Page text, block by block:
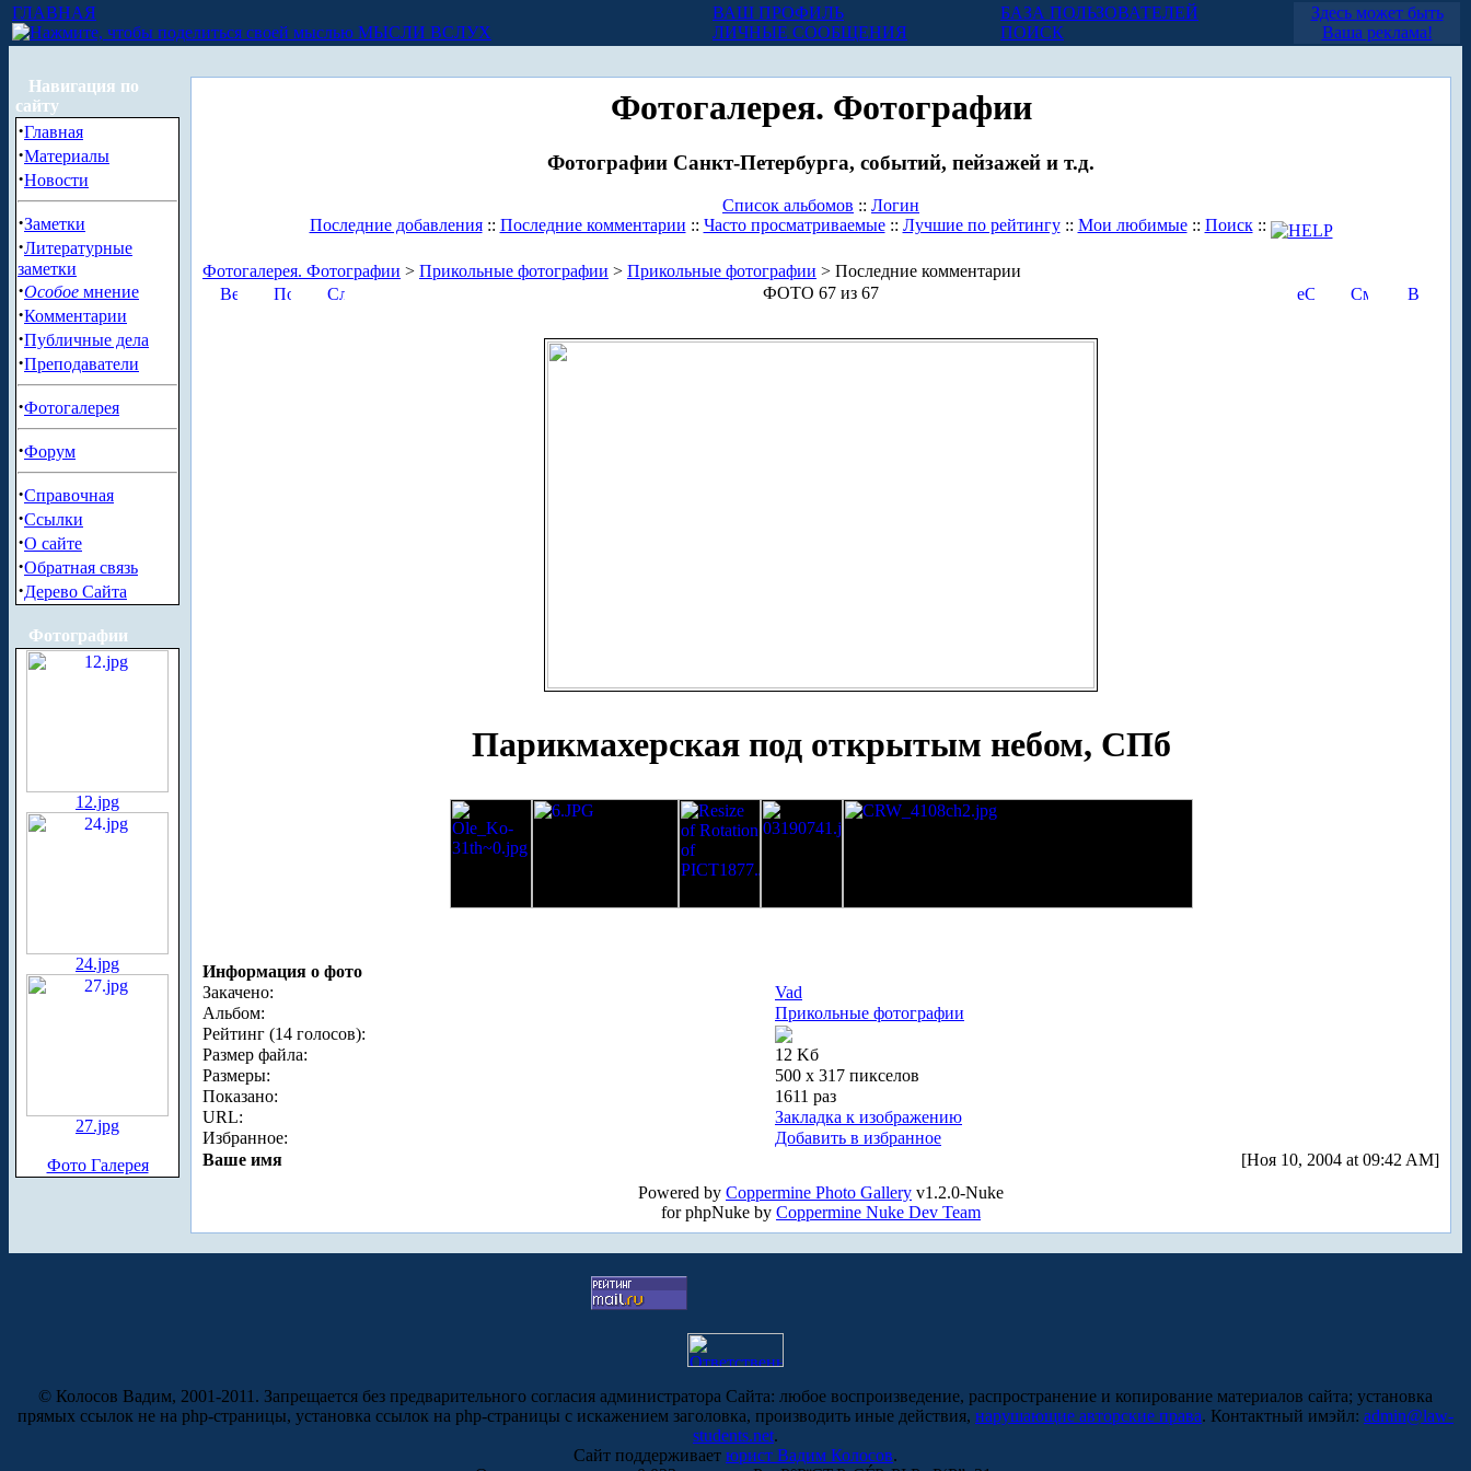
ГЛАВНАЯ
МЫСЛИ ВСЛУХ
ВАШ ПРОФИЛЬ
ЛИЧНЫЕ СООБЩЕНИЯ
БАЗА ПОЛЬЗОВАТЕЛЕЙ
ПОИСК
Здесь может быть
Ваша реклама!
Навигация по
сайту
·Главная
·Материалы
·Новости
·Заметки
·Литературные
заметки
·Особое мнение
·Комментарии
·Публичные дела
·Преподаватели
·Фотогалерея
·Форум
·Справочная
·Ссылки
·О сайте
·Обратная связь
·Дерево Сайта
Фотографии
12.jpg
24.jpg
27.jpg
Фото Галерея
Фотогалерея. Фотографии
Фотографии Санкт-Петербурга, событий, пейзажей и т.д.
Список альбомов :: Логин
Последние добавления:: Последние комментарии :: Часто просматриваемые:: Лучшие по рейтингу:: Мои любимые:: Поиск::
Фотогалерея. Фотографии > Прикольные фотографии > Прикольные фотографии > Последние комментарии
ФОТО 67 из 67
Парикмахерская под открытым небом, СПб
Информация о фото
Закачено:
Vad
Альбом:
Прикольные фотографии
Рейтинг (14 голосов):
Размер файла:
12 Kб
Размеры:
500 x 317 пикселов
Показано:
1611 раз
URL:
Закладка к изображению
Избранное:
Добавить в избранное
Ваше имя
[Ноя 10, 2004 at 09:42 AM]
Powered by Coppermine Photo Gallery v1.2.0-Nuke
for phpNuke by Coppermine Nuke Dev Team
© Колосов Вадим, 2001-2011. Запрещается без предварительного согласия администратора Сайта: любое воспроизведение, распространение и копирование материалов сайта; установка
прямых ссылок не на php-страницы, установка ссылок на php-страницы с искажением заголовка, производить иные действия, нарушающие авторские права. Контактный имэйл: admin@law-
students.net.
Сайт поддерживает юрист Вадим Колосов.